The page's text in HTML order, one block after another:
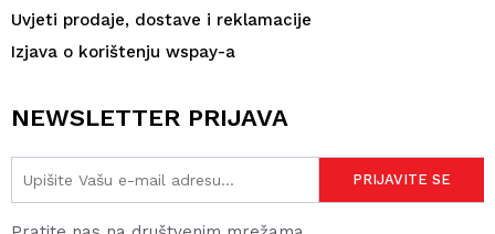
Uvjeti prodaje, dostave i reklamacije
Izjava o korištenju wspay-a
NEWSLETTER PRIJAVA